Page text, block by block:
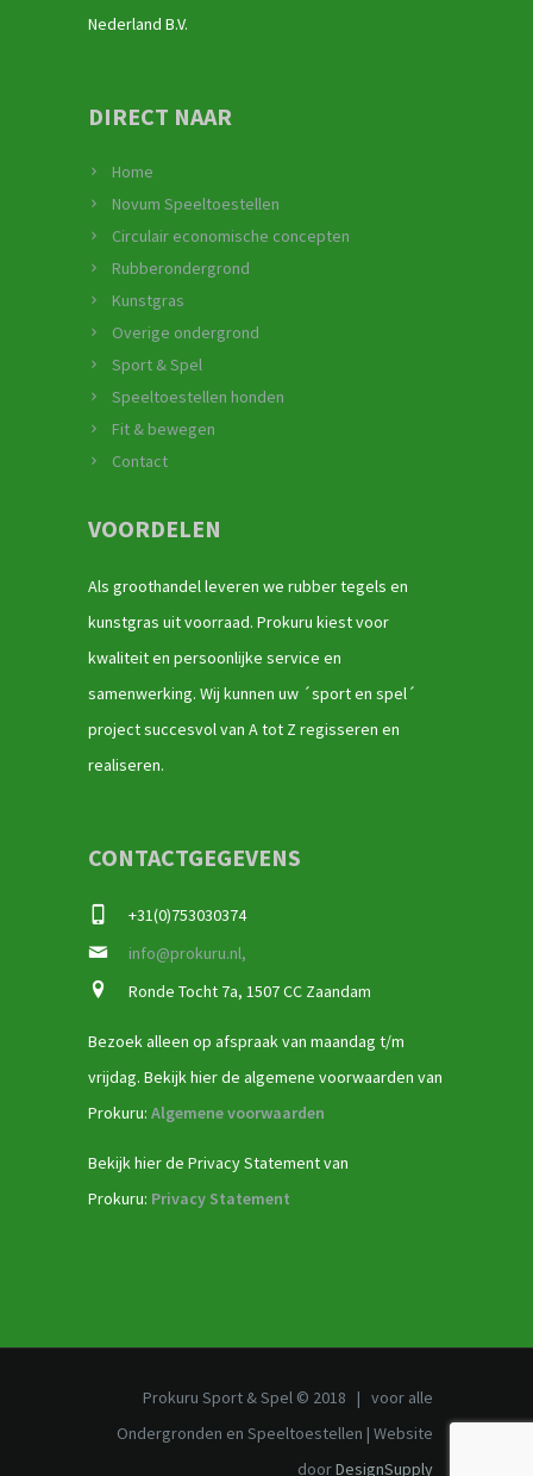
Nederland B.V.
DIRECT NAAR
Home
Novum Speeltoestellen
Circulair economische concepten
Rubberondergrond
Kunstgras
Overige ondergrond
Sport & Spel
Speeltoestellen honden
Fit & bewegen
Contact
VOORDELEN
Als groothandel leveren we rubber tegels en
kunstgras uit voorraad. Prokuru kiest voor
kwaliteit en persoonlijke service en
samenwerking. Wij kunnen uw ´sport en spel´
project succesvol van A tot Z regisseren en
realiseren.
CONTACTGEGEVENS
+31(0)753030374
info@prokuru.nl,
Ronde Tocht 7a, 1507 CC Zaandam
Bezoek alleen op afspraak van maandag t/m
vrijdag. Bekijk hier de algemene voorwaarden van
Prokuru: Algemene voorwaarden
Bekijk hier de Privacy Statement van
Prokuru: Privacy Statement
Prokuru Sport & Spel © 2018 | voor alle
Ondergronden en Speeltoestellen | Website
doorDesignSupply